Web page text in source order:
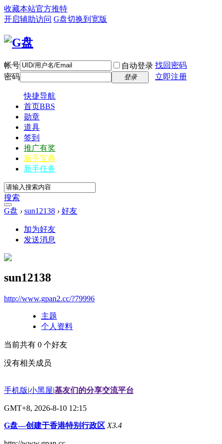
收藏本站官方推特
开启辅助访问 G盘切换到宽版
帐号 自动登录 找回密码
密码
登录 立即注册
快捷导航
首页BBS
勋章
道具
签到
推广有奖
新手宝典
新手任务
搜索
G盘 › sun12138 › 好友
加为好友
发送消息
sun12138
http://www.gpan2.cc/?79996
主题
个人资料
当前共有 0 个好友
没有相关成员
手机版|小黑屋|基友们的分享交流平台
GMT+8, 2026-8-10 12:15
G盘—创建于香港特别行政区 X3.4